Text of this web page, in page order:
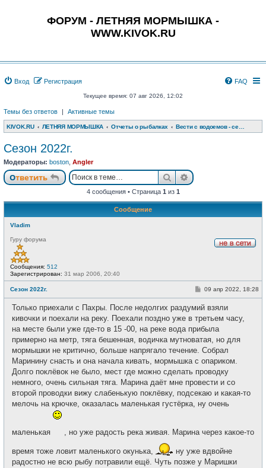
ФОРУМ - ЛЕТНЯЯ МОРМЫШКА -
WWW.KIVOK.RU
Вход Регистрация FAQ
Текущее время: 07 авг 2026, 12:02
Темы без ответов | Активные темы
KIVOK.RU ЛЕТНЯЯ МОРМЫШКА Отчеты о рыбалках Вести с водоемов - сезон 2020 г.
Сезон 2022г.
Модераторы: boston Angler
Ответить ПоискРасширенный
4 сообщения • Страница 1 из 1
Сообщение
Vladim
е
т
Гуру форума
Сообщения: 512
Зарегистрирован: 31 мар 2006, 20:40
Сезон 2022г.
С
б
щ
н
и
09 апр 2022, 18:28
Только приехали с Пахры. После недолгих раздумий взяли
кивочки и поехали на реку. Поехали поздно уже в третьем часу,
на месте были уже где-то в 15 -00, на реке вода прибыла
примерно на метр, тяга бешенная, водичка мутноватая, но для
мормышки не критично, больше напрягало течение. Собрал
Маринину снасть и она начала кивать, мормышка с опариком.
Долго поклёвок не было, мест где можно сделать проводку
немного, очень сильная тяга. Марина даёт мне провести и со
второй проводки вижу слабенькую поклёвку, подсекаю и какая-то
мелочь на крючке, оказалась маленькая густёрка, ну очень
маленькая , но уже радость река живая. Марина через какое-то
время тоже ловит маленького окунька,
ну уже вдвойне
радостно не всю рыбу потравили ещё. Чуть позже у Маришки